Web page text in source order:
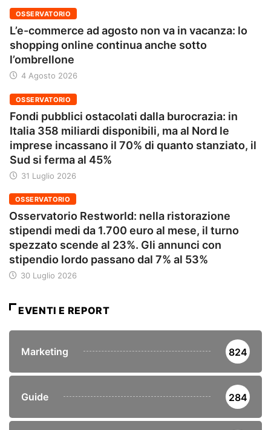
OSSERVATORIO
L’e-commerce ad agosto non va in vacanza: lo
shopping online continua anche sotto
l’ombrellone
4 Agosto 2026
OSSERVATORIO
Fondi pubblici ostacolati dalla burocrazia: in
Italia 358 miliardi disponibili, ma al Nord le
imprese incassano il 70% di quanto stanziato, il
Sud si ferma al 45%
31 Luglio 2026
OSSERVATORIO
Osservatorio Restworld: nella ristorazione
stipendi medi da 1.700 euro al mese, il turno
spezzato scende al 23%. Gli annunci con
stipendio lordo passano dal 7% al 53%
30 Luglio 2026
EVENTI E REPORT
Marketing 824
Guide 284